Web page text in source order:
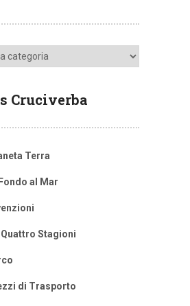
Cruciverba
Terra
al Mar
Stagioni
di Trasporto